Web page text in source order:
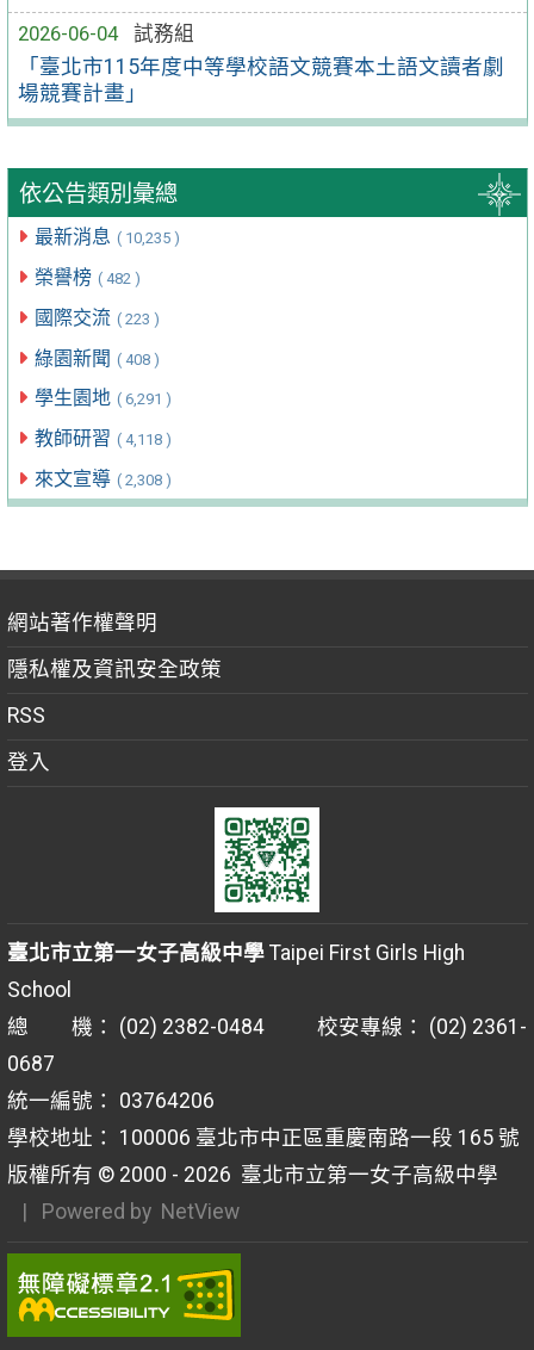
2026-06-04
試務組
「臺北市115年度中等學校語文競賽本土語文讀者劇
場競賽計畫」
依公告類別彙總
最新消息 ( 10,235 )
榮譽榜 ( 482 )
國際交流 ( 223 )
綠園新聞 ( 408 )
學生園地 ( 6,291 )
教師研習 ( 4,118 )
來文宣導 ( 2,308 )
網站著作權聲明
隱私權及資訊安全政策
RSS
登入
臺北市立第一女子高級中學Taipei First Girls High
School
總 機： (02) 2382-0484 校安專線： (02) 2361-
0687
統一編號： 03764206
學校地址： 100006 臺北市中正區重慶南路一段 165 號
版權所有 © 2000 - 2026 臺北市立第一女子高級中學
| Powered by NetView